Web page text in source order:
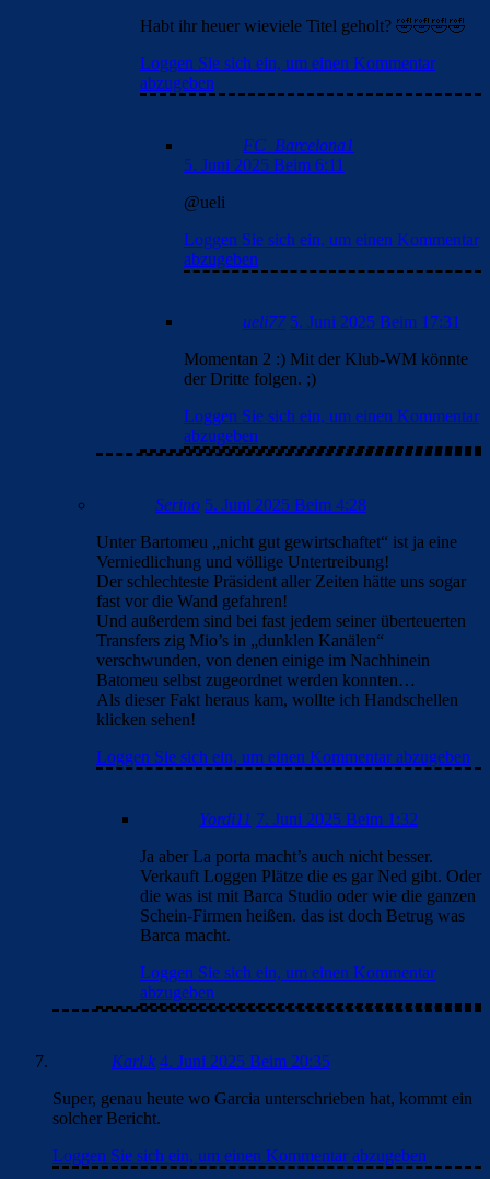
Habt ihr heuer wieviele Titel geholt? 🤣🤣🤣🤣
Loggen Sie sich ein, um einen Kommentar
abzugeben
FC_Barcelona1
5. Juni 2025 Beim 6:11
@ueli
Loggen Sie sich ein, um einen Kommentar
abzugeben
ueli77 5. Juni 2025 Beim 17:31
Momentan 2 :) Mit der Klub-WM könnte
der Dritte folgen. ;)
Loggen Sie sich ein, um einen Kommentar
abzugeben
Serino 5. Juni 2025 Beim 4:28
Unter Bartomeu „nicht gut gewirtschaftet“ ist ja eine
Verniedlichung und völlige Untertreibung!
Der schlechteste Präsident aller Zeiten hätte uns sogar
fast vor die Wand gefahren!
Und außerdem sind bei fast jedem seiner überteuerten
Transfers zig Mio’s in „dunklen Kanälen“
verschwunden, von denen einige im Nachhinein
Batomeu selbst zugeordnet werden konnten…
Als dieser Fakt heraus kam, wollte ich Handschellen
klicken sehen!
Loggen Sie sich ein, um einen Kommentar abzugeben
Yordi11 7. Juni 2025 Beim 1:32
Ja aber La porta macht’s auch nicht besser.
Verkauft Loggen Plätze die es gar Ned gibt. Oder
die was ist mit Barca Studio oder wie die ganzen
Schein-Firmen heißen. das ist doch Betrug was
Barca macht.
Loggen Sie sich ein, um einen Kommentar
abzugeben
Karl.k 4. Juni 2025 Beim 20:35
Super, genau heute wo Garcia unterschrieben hat, kommt ein
solcher Bericht.
Loggen Sie sich ein, um einen Kommentar abzugeben